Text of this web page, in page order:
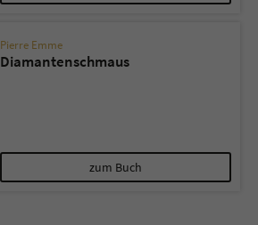
Pierre Emme
Diamantenschmaus
zum Buch